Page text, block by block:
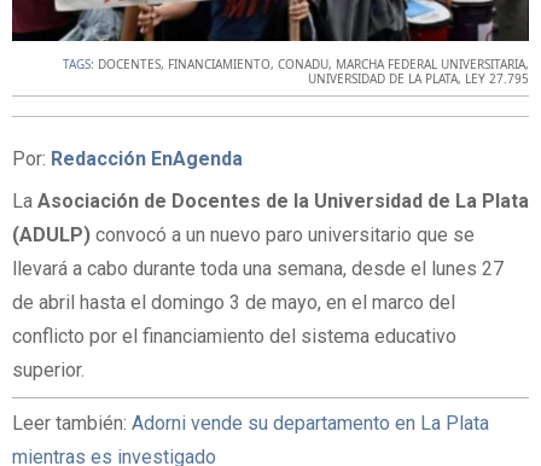
TAGS: DOCENTES, FINANCIAMIENTO, CONADU, MARCHA FEDERAL UNIVERSITARIA,
UNIVERSIDAD DE LA PLATA, LEY 27.795
Por: Redacción EnAgenda
La Asociación de Docentes de la Universidad de La Plata
(ADULP) convocó a un nuevo paro universitario que se
llevará a cabo durante toda una semana, desde el lunes 27
de abril hasta el domingo 3 de mayo, en el marco del
conflicto por el financiamiento del sistema educativo
superior.
Leer también: Adorni vende su departamento en La Plata
mientras es investigado